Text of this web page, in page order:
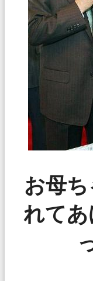
お母
れて